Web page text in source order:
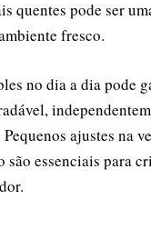
quentes pode ser
fresco.
no dia a dia pode
ajustes na
são essenciais para